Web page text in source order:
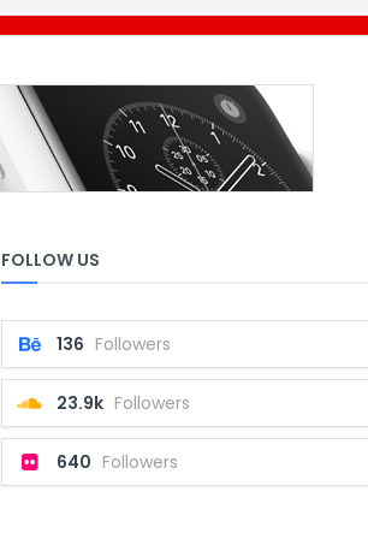
FOLLOW US
136 Followers
23.9k Followers
640 Followers